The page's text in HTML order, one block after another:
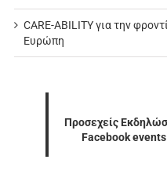
CARE-ABILITY για την
Ευρώπη
Προσεχείς
Facebook events